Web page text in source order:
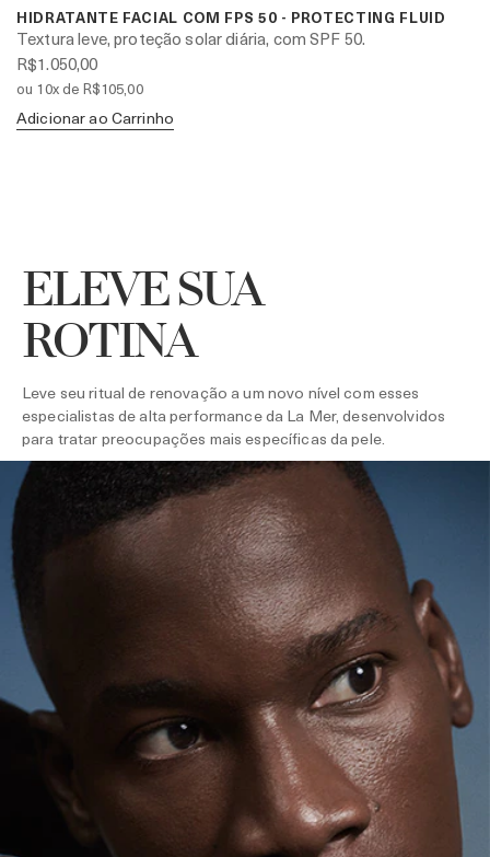
HIDRATANTE FACIAL COM FPS 50 - PROTECTING FLUID
Textura leve, proteção solar diária, com SPF 50.
R$1.050,00
ou 10x de R$105,00
Adicionar ao Carrinho
ELEVE SUA
ROTINA
Leve seu ritual de renovação a um novo nível com esses
especialistas de alta performance da La Mer, desenvolvidos
para tratar preocupações mais específicas da pele.